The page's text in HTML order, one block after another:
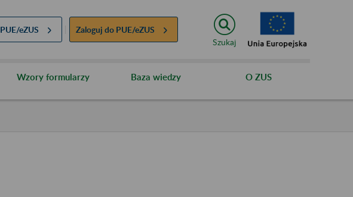
PUE/eZUS Zaloguj do PUE/eZUS
Szukaj
Wzory formularzy Baza wiedzy O ZUS